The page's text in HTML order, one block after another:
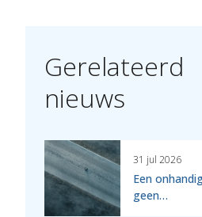
Gerelateerd
nieuws
31 jul 2026
Een
geen…